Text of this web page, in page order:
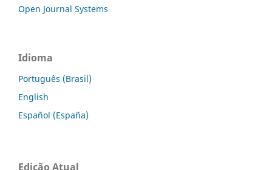
Open Journal Systems
Idioma
Português (Brasil)
English
Español (España)
Edição Atual